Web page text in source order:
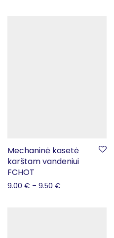
Mechaninė kasetė
karštam vandeniui
FCHOT
9.00 € – 9.50 €